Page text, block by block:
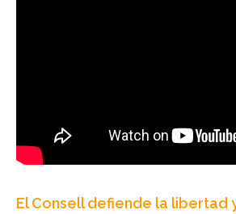
El Consell defiende la libertad